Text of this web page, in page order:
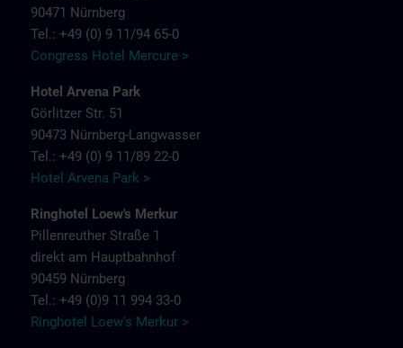
90471 Nürnberg
Tel.: +49 (0) 9 11/94 65-0
Congress Hotel Mercure >
Hotel Arvena Park
Görlitzer Str. 51
90473 Nürnberg-Langwasser
Tel.: +49 (0) 9 11/89 22-0
Hotel Arvena Park >
Ringhotel Loew's Merkur
Pillenreuther Straße 1
direkt am Hauptbahnhof
90459 Nürnberg
Tel.: +49 (0)9 11 994 33-0
Ringhotel Loew's Merkur >